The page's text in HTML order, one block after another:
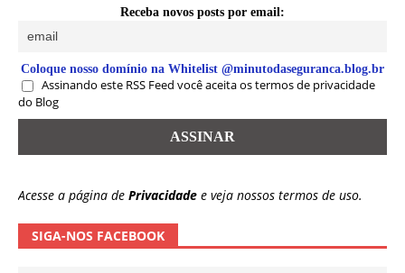
Receba novos posts por email:
Coloque nosso domínio na Whitelist @minutodaseguranca.blog.br
Assinando este RSS Feed você aceita os termos de privacidade
do Blog
Acesse a página de Privacidade e veja nossos termos de uso.
SIGA-NOS FACEBOOK